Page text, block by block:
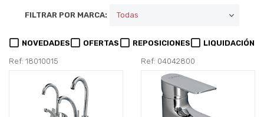
FILTRAR POR MARCA:
NOVEDADES OFERTAS REPOSICIONES LIQUIDACIÓN
Ref: 18010015 Ref: 04042800